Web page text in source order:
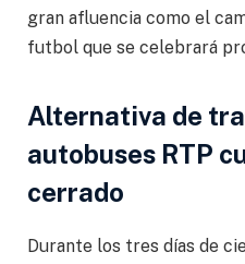
gran afluencia como el
futbol que se celebrará
Alternativa de
autobuses RTP
cerrado
Durante los tres días de